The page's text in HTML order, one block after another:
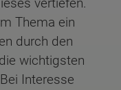
vertiefen.
Thema ein
durch den
wichtigsten
Interesse